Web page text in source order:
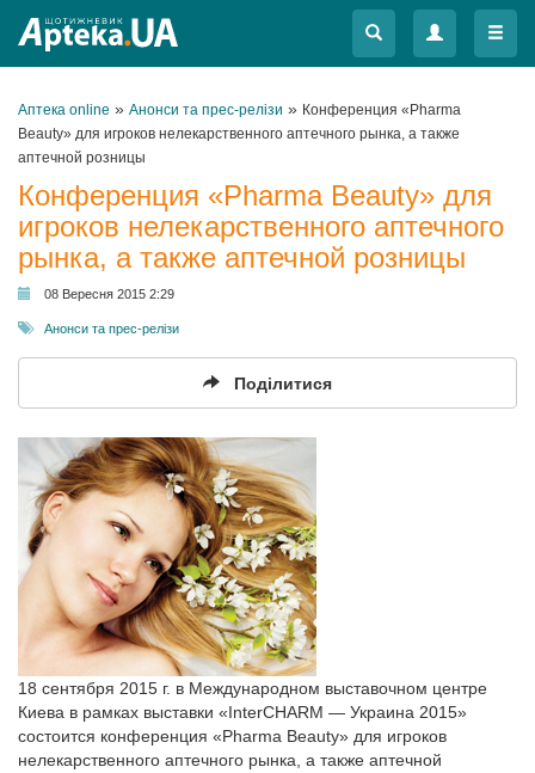
Меню
Меню
Аптека online » Анонси та прес-релізи » Конференция «Pharma
Beauty» для игроков нелекарственного аптечного рынка, а также
аптечной розницы
Конференция «Pharma Beauty» для
игроков нелекарственного аптечного
рынка, а также аптечной розницы
08 Вересня 2015 2:29
Анонси та прес-релізи
Поділитися
18 сентября 2015 г. в Международном выставочном центре
Киева в рамках выставки «InterCHARM — Украина 2015»
состоится конференция «Pharma Beauty» для игроков
нелекарственного аптечного рынка, а также аптечной